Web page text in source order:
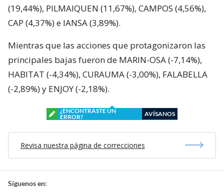
(19,44%), PILMAIQUEN (11,67%), CAMPOS (4,56%),
CAP (4,37%) e IANSA (3,89%).
Mientras que las acciones que protagonizaron las
principales bajas fueron de MARIN-OSA (-7,14%),
HABITAT (-4,34%), CURAUMA (-3,00%), FALABELLA
(-2,89%) y ENJOY (-2,18%).
¿ENCONTRASTE UN
ERROR?
AVÍSANOS
Revisa nuestra página de correcciones
Síguenos en: